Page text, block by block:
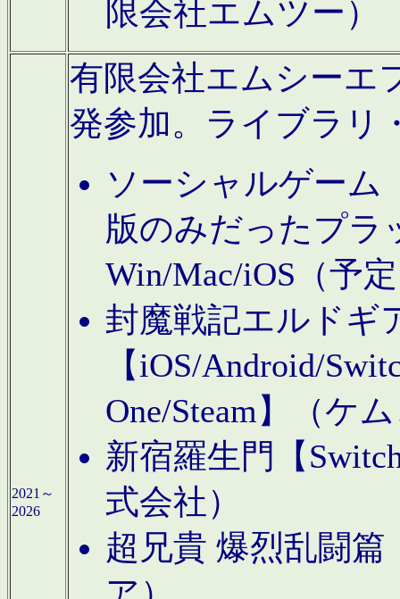
限会社エムツー）
2021～
2026
有限会社エムシーエ
発参加。ライブラリ
ソーシャルゲーム
版のみだったプラ
Win/Mac/iOS（予
封魔戦記エルドギ
【iOS/Android/
One/Steam】（ケ
新宿羅生門【
式会社）
超兄貴 爆烈乱闘篇